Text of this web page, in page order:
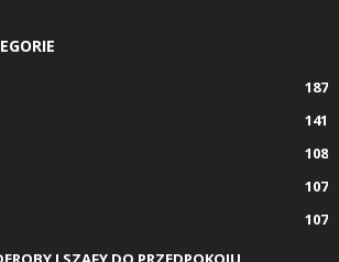
187
141
108
107
107